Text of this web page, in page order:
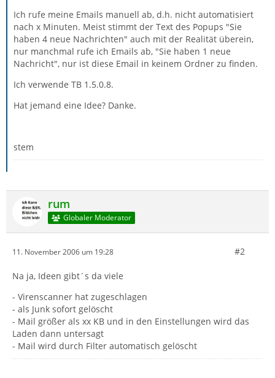
Ich rufe meine Emails manuell ab, d.h. nicht automatisiert
nach x Minuten. Meist stimmt der Text des Popups "Sie
haben 4 neue Nachrichten" auch mit der Realität überein,
nur manchmal rufe ich Emails ab, "Sie haben 1 neue
Nachricht", nur ist diese Email in keinem Ordner zu finden.
Ich verwende TB 1.5.0.8.
Hat jemand eine Idee? Danke.
stem
rum
Globaler Moderator
11. November 2006 um 19:28 #2
Na ja, Ideen gibt´s da viele
- Virenscanner hat zugeschlagen
- als Junk sofort gelöscht
- Mail größer als xx KB und in den Einstellungen wird das
Laden dann untersagt
- Mail wird durch Filter automatisch gelöscht